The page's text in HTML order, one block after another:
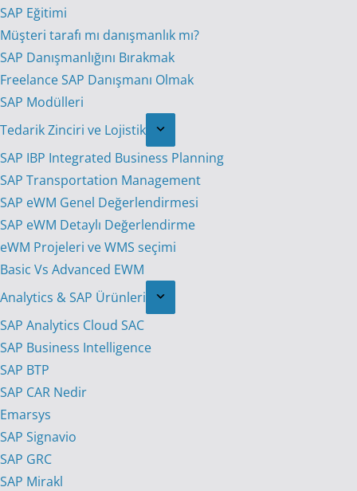
SAP Eğitimi
Müşteri tarafı mı danışmanlık mı?
SAP Danışmanlığını Bırakmak
Freelance SAP Danışmanı Olmak
SAP Modülleri
Tedarik Zinciri ve Lojistik
SAP IBP Integrated Business Planning
SAP Transportation Management
SAP eWM Genel Değerlendirmesi
SAP eWM Detaylı Değerlendirme
eWM Projeleri ve WMS seçimi
Basic Vs Advanced EWM
Analytics & SAP Ürünleri
SAP Analytics Cloud SAC
SAP Business Intelligence
SAP BTP
SAP CAR Nedir
Emarsys
SAP Signavio
SAP GRC
SAP Mirakl